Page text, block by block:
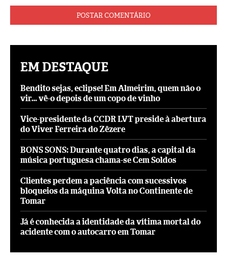
EM DESTAQUE
Bendito sejas, eclipse! Em Almeirim, quem não o
vir… vê-o depois de um copo de vinho
Vice-presidente da CCDR LVT preside à abertura
do Viver Ferreira do Zêzere
BONS SONS: Durante quatro dias, a capital da
música portuguesa chama-se Cem Soldos
Clientes perdem a paciência com sucessivos
bloqueios da máquina Volta no Continente de
Tomar
Já é conhecida a identidade da vítima mortal do
acidente com o autocarro em Tomar